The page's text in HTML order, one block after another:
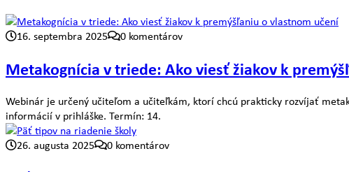
16. septembra 2025 0 komentárov
Metakognícia v triede: Ako viesť žiakov k
Webinár je určený učiteľom a učiteľkám, ktorí chcú prakticky rozvíjať
informácií v prihláške. Termín: 14.
26. augusta 2025
0 komentárov